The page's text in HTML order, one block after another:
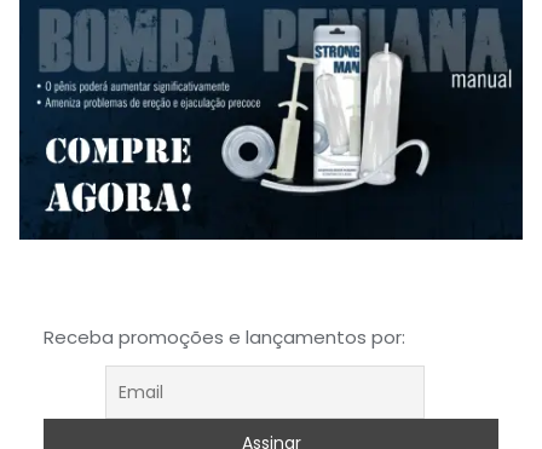
Receba promoções e lançamentos por: